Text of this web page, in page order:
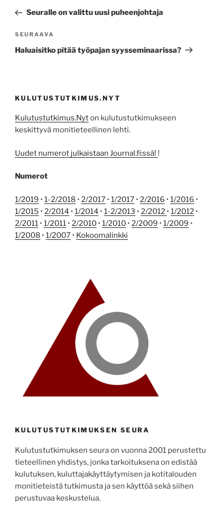
artikkeli
Seuralle on valittu uusi puheenjohtaja
Seuraava
artikkeli
SEURAAVA
Haluaisitko pitää työpajan syysseminaarissa?
KULUTUSTUTKIMUS.NYT
Kulutustutkimus.Nyton kulutustutkimukseen
keskittyvä monitieteellinen lehti.
Uudet numerot julkaistaan Journal.fi:ssä! !
Numerot
1/2019 • 1-2/2018 • 2/2017 • 1/2017 • 2/2016 • 1/2016 •
1/2015 • 2/2014 • 1/2014 • 1-2/2013 • 2/2012 • 1/2012 •
2/2011 • 1/2011 • 2/2010 • 1/2010 • 2/2009 • 1/2009 •
1/2008 • 1/2007 • Kokoomalinkki
KULUTUSTUTKIMUKSEN SEURA
Kulutustutkimuksen seura on vuonna 2001 perustettu
tieteellinen yhdistys, jonka tarkoituksena on edistää
kulutuksen, kuluttajakäyttäytymisen ja kotitalouden
monitieteistä tutkimusta ja sen käyttöä sekä siihen
perustuvaa keskustelua.